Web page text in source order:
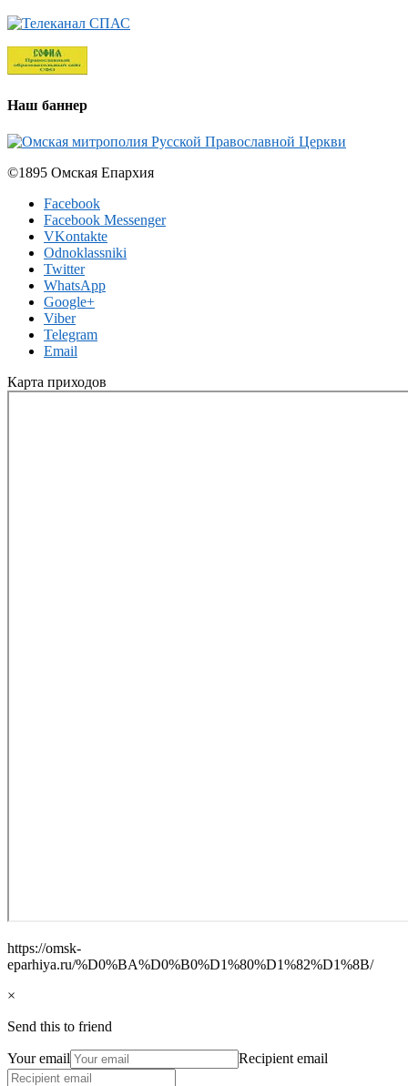
Наш баннер
©1895 Омская Епархия
Facebook
Facebook Messenger
VKontakte
Odnoklassniki
Twitter
WhatsApp
Google+
Viber
Telegram
Email
Карта приходов
https://omsk-
eparhiya.ru/%D0%BA%D0%B0%D1%80%D1%82%D1%8B/
×
Send this to friend
Your email Recipient email